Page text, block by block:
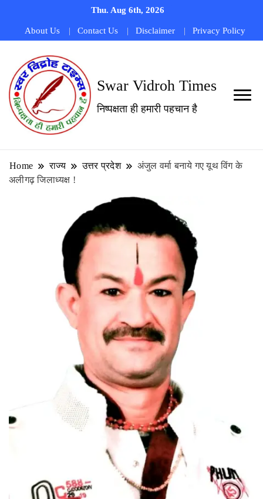
Thu. Aug 6th, 2026
About Us Contact Us Disclaimer Privacy Policy
Swar Vidroh Times
निष्पक्षता ही हमारी पहचान है
Home राज्य उत्तर प्रदेश
अंजुल वर्मा बनाये गए यूथ विंग के
अलीगढ़ जिलाध्यक्ष !